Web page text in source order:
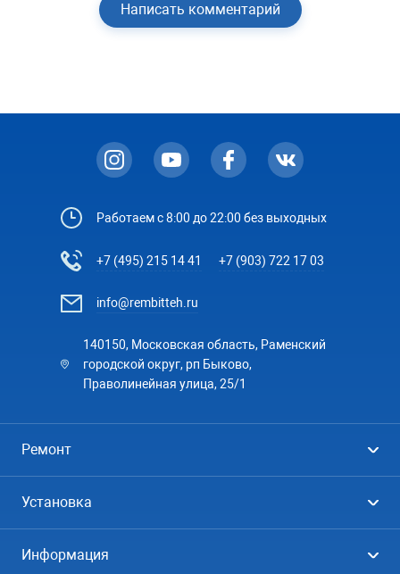
Написать комментарий
Работаем с 8:00 до 22:00 без выходных
+7 (495) 215 14 41 +7 (903) 722 17 03
info@rembitteh.ru
140150, Московская область, Раменский
городской округ, рп Быково,
Праволинейная улица, 25/1
Ремонт
Посудомоечные машины
Установка
Информация